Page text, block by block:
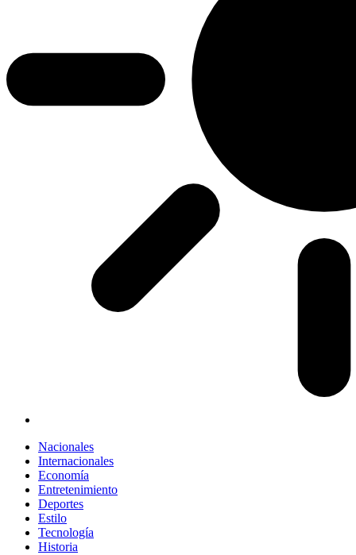
Nacionales
Internacionales
Economía
Entretenimiento
Deportes
Estilo
Tecnología
Historia